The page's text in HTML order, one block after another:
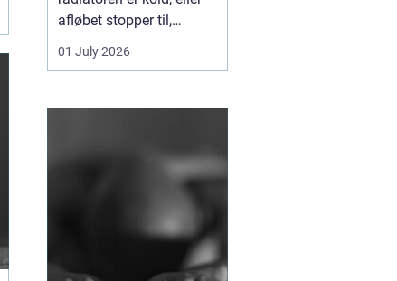
afløbet stopper til,
mærker du hurtigt, hvor
afhængig du er af
installationer. I Hårlev og
rolle for både private
01 July 2026